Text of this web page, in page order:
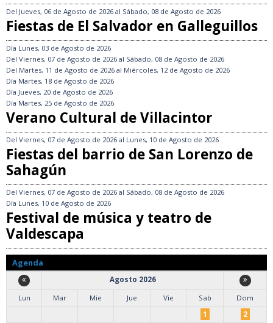
Del Jueves, 06 de Agosto de 2026 al Sábado, 08 de Agosto de 2026
Fiestas de El Salvador en Galleguillos
Día Lunes, 03 de Agosto de 2026
Del Viernes, 07 de Agosto de 2026 al Sábado, 08 de Agosto de 2026
Del Martes, 11 de Agosto de 2026 al Miércoles, 12 de Agosto de 2026
Día Martes, 18 de Agosto de 2026
Día Jueves, 20 de Agosto de 2026
Día Martes, 25 de Agosto de 2026
Verano Cultural de Villacintor
Del Viernes, 07 de Agosto de 2026 al Lunes, 10 de Agosto de 2026
Fiestas del barrio de San Lorenzo de
Sahagún
Del Viernes, 07 de Agosto de 2026 al Sábado, 08 de Agosto de 2026
Día Lunes, 10 de Agosto de 2026
Festival de música y teatro de
Valdescapa
Agenda
Agosto 2026
Lun
Mar Mie Jue Vie Sab
Dom
1
2